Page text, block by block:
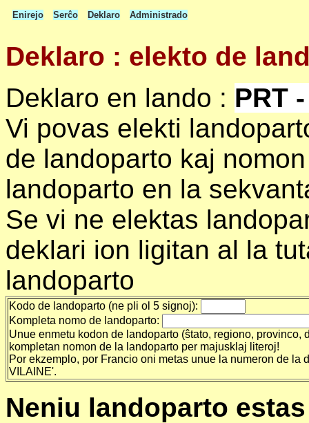
Enirejo Serĉo Deklaro Administrado
Deklaro : elekto de
Deklaro en lando : PRT
Vi povas elekti
de landoparto kaj
landoparto en la
Se vi ne elektas
deklari ion ligitan al la
landoparto
Kodo de landoparto (ne pli ol 5 signoj):
Kompleta nomo de landoparto:
Unue enmetu kodon de landoparto (ŝtato, regiono,
kompletan nomon de la landoparto per majusklaj literoj!
Por ekzemplo, por Francio oni metas unue la numeron de
VILAINE'.
Neniu landoparto